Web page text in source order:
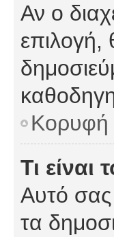
Αν ο
επιλογή,
Κορυφή
Τι
Αυτό
τα